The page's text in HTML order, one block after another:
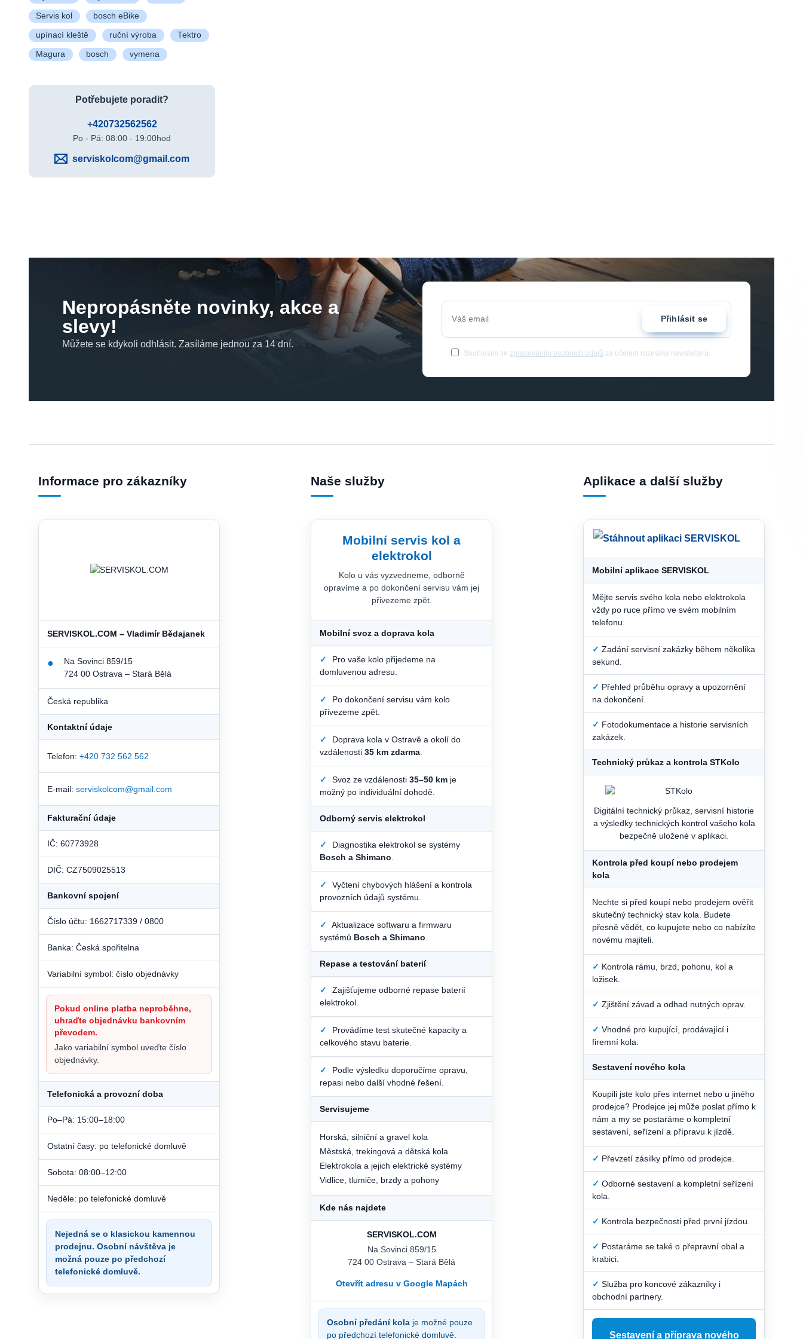
Servis kol bosch eBike
upínací kleště ruční výroba Tektro
Magura bosch vymena
Potřebujete poradit?
+420732562562
Po - Pá: 08:00 - 19:00hod
serviskolcom@gmail.com
Nepropásněte novinky, akce a
slevy!
Můžete se kdykoli odhlásit. Zasíláme jednou za 14 dní.
Přihlásit se
Souhlasím se zpracováním osobních údajů za účelem rozesílky newsletteru.
Informace pro zákazníky
SERVISKOL.COM – Vladimír Bědajanek
●
Na Sovinci 859/15
724 00 Ostrava – Stará Bělá
Česká republika
Kontaktní údaje
Telefon: +420 732 562 562
E-mail: serviskolcom@gmail.com
Fakturační údaje
IČ: 60773928
DIČ: CZ7509025513
Bankovní spojení
Číslo účtu: 1662717339 / 0800
Banka: Česká spořitelna
Variabilní symbol: číslo objednávky
Pokud online platba neproběhne,
uhraďte objednávku bankovním
převodem.
Jako variabilní symbol uveďte číslo
objednávky.
Telefonická a provozní doba
Po–Pá: 15:00–18:00
Ostatní časy: po telefonické domluvě
Sobota: 08:00–12:00
Neděle: po telefonické domluvě
Nejedná se o klasickou kamennou
prodejnu. Osobní návštěva je
možná pouze po předchozí
telefonické domluvě.
Naše služby
Mobilní servis kol a
elektrokol
Kolo u vás vyzvedneme, odborně
opravíme a po dokončení servisu vám jej
přivezeme zpět.
Mobilní svoz a doprava kola
✓
Pro vaše kolo přijedeme na
domluvenou adresu.
✓
Po dokončení servisu vám kolo
přivezeme zpět.
✓
Doprava kola v Ostravě a okolí do
vzdálenosti 35 km zdarma
✓ Svoz ze vzdálenosti 35–50 km je
možný po individuální dohodě.
Odborný servis elektrokol
✓
Diagnostika elektrokol se systémy
Bosch a Shimano
✓
Vyčtení chybových hlášení a kontrola
provozních údajů systému.
✓
Aktualizace softwaru a firmwaru
systémů Bosch a Shimano
Repase a testování baterií
✓
Zajišťujeme odborné repase baterií
elektrokol.
✓
Provádíme test skutečné kapacity a
celkového stavu baterie.
✓
Podle výsledku doporučíme opravu,
repasi nebo další vhodné řešení.
Servisujeme
Horská, silniční a gravel kola
Městská, trekingová a dětská kola
Elektrokola a jejich elektrické systémy
Vidlice, tlumiče, brzdy a pohony
Kde nás najdete
SERVISKOL.COM
Na Sovinci 859/15
724 00 Ostrava – Stará Bělá
Otevřít adresu v Google Mapách
Osobní předání kola je možné pouze
po předchozí telefonické domluvě.
Aplikace a další služby
Mobilní aplikace SERVISKOL
Mějte servis svého kola nebo elektrokola
vždy po ruce přímo ve svém mobilním
telefonu.
✓ Zadání servisní zakázky během několika
sekund.
✓ Přehled průběhu opravy a upozornění
na dokončení.
✓ Fotodokumentace a historie servisních
zakázek.
Technický průkaz a kontrola STKolo
Digitální technický průkaz, servisní historie
a výsledky technických kontrol vašeho kola
bezpečně uložené v aplikaci.
Kontrola před koupí nebo prodejem
kola
Nechte si před koupí nebo prodejem ověřit
skutečný technický stav kola. Budete
přesně vědět, co kupujete nebo co nabízíte
novému majiteli.
✓ Kontrola rámu, brzd, pohonu, kol a
ložisek.
✓ Zjištění závad a odhad nutných oprav.
✓ Vhodné pro kupující, prodávající i
firemní kola.
Sestavení nového kola
Koupili jste kolo přes internet nebo u jiného
prodejce? Prodejce jej může poslat přímo k
nám a my se postaráme o kompletní
sestavení, seřízení a přípravu k jízdě.
✓ Převzetí zásilky přímo od prodejce.
✓ Odborné sestavení a kompletní seřízení
kola.
✓ Kontrola bezpečnosti před první jízdou.
✓ Postaráme se také o přepravní obal a
krabici.
✓ Služba pro koncové zákazníky i
obchodní partnery.
Sestavení a příprava nového